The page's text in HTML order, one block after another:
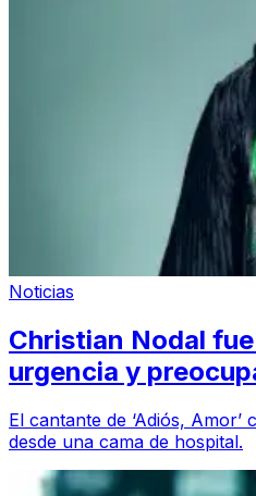
Noticias
Christian Nodal
urgencia y
El cantante de ‘Adiós,
desde una cama de hospital.